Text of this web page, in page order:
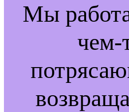
Мы
чем-